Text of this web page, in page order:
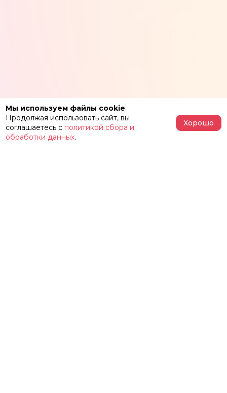
Мы используем файлы cookie.
Продолжая использовать сайт, вы
соглашаетесь с политикой сбора и
обработки данных.
Хорошо